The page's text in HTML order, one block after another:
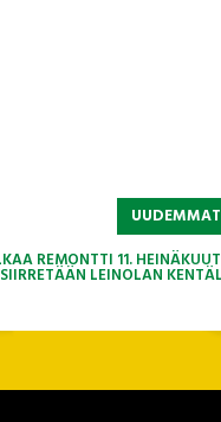
REMONTTI 11.
LEINOLAN